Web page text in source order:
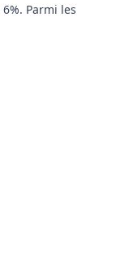
6%. Parmi les